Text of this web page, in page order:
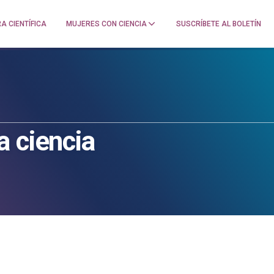
CIENTÍFICA MUJERES CON CIENCIA SUSCRÍBETE AL BOLETÍN
ciencia